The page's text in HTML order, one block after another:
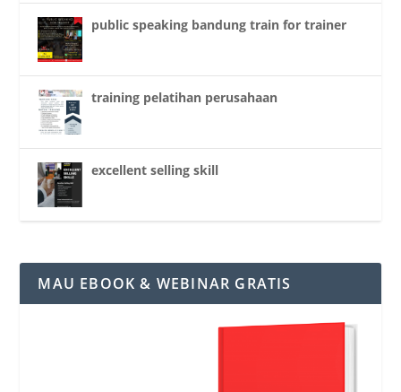
public speaking bandung train for trainer
training pelatihan perusahaan
excellent selling skill
MAU EBOOK & WEBINAR GRATIS